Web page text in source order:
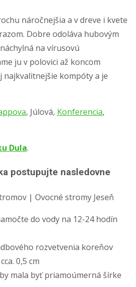
náročnejšia a v dreve i kvete
Dobre odoláva hubovým
na vírusovú
ju v polovici až koncom
najkvalitnejšie kompóty a je
, Júlová, Konferencia,
Dula.
postupujte nasledovne
do vody na 12-24 hodín
rozvetvenia koreňov
0,5 cm
mala byť priamoúmerná šírke